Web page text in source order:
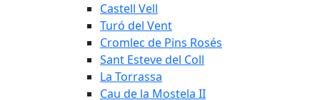
Castell Vell
Turó del Vent
Cromlec de Pins Rosés
Sant Esteve del Coll
La Torrassa
Cau de la Mostela II